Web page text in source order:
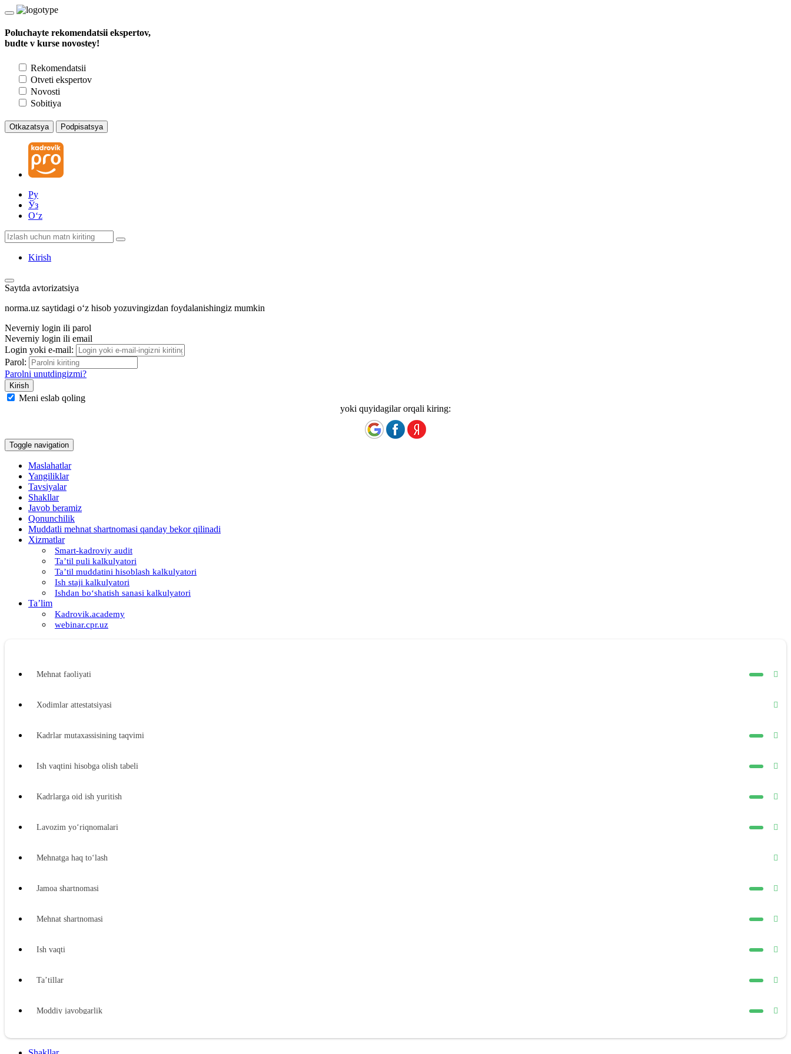
Poluchayte rekomendatsii ekspertov,
budte v kurse novostey!
Rekomendatsii
Otveti ekspertov
Novosti
Sobitiya
Otkazatsya Podpisatsya
Ру
Ўз
Oʻz
Kirish
Saytda avtorizatsiya
norma.uz saytidagi oʻz hisob yozuvingizdan foydalanishingiz mumkin
Neverniy login ili parol
Neverniy login ili email
Login yoki e-mail:
Parol:
Parolni unutdingizmi?
Meni eslab qoling
yoki quyidagilar orqali kiring:
Toggle navigation
Maslahatlar
Yangiliklar
Tavsiyalar
Shakllar
Javob beramiz
Qonunchilik
Muddatli mehnat shartnomasi qanday bekor qilinadi
Xizmatlar
Smart-kadroviy audit
Ta’til puli kalkulyatori
Ta’til muddatini hisoblash kalkulyatori
Ish staji kalkulyatori
Ishdan boʻshatish sanasi kalkulyatori
Ta’lim
Kadrovik.academy
webinar.cpr.uz
Mehnat faoliyati
Xodimlar attestatsiyasi
Kadrlar mutaхassisining taqvimi
Ish vaqtini hisobga olish tabeli
Kadrlarga oid ish yuritish
Lavozim yoʻriqnomalari
Mehnatga haq toʻlash
Jamoa shartnomasi
Mehnat shartnomasi
Ish vaqti
Ta’tillar
Moddiy javobgarlik
Xodimning moddiy javobgarligi